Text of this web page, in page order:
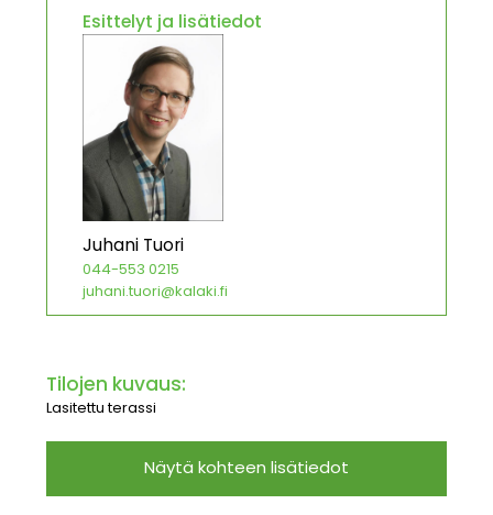
Esittelyt ja lisätiedot
Juhani Tuori
044-553 0215
juhani.tuori@kalaki.fi
Tilojen kuvaus:
Lasitettu terassi
Näytä kohteen lisätiedot